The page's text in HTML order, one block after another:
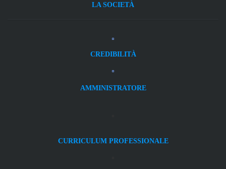
LA SOCIETÀ
CREDIBILITÀ
AMMINISTRATORE
CURRICULUM PROFESSIONALE